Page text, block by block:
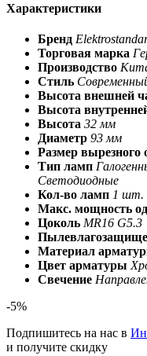
Характеристики
Бренд
Торговая марка
Производство
Стиль
Высота внешней
Высота
Высота 32 мм
Диаметр 93 мм
Размер вырезного
Тип ламп
Светодиодные
Кол-во ламп 1 шт.
Макс. мощность
Цоколь MR16 G5.3
Материал
Цвет арматуры
Свечение
-5%
Подпишитесь на нас в
и получите скидку